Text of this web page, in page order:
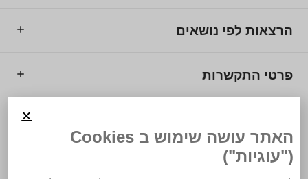
הרצאות לפי נושאים
פרטי התקשרות
האתר עושה שימוש ב Cookies
("עוגיות")